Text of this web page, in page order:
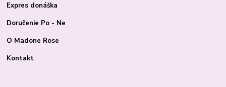
Expres donáška
Doručenie Po - Ne
O Madone Rose
Kontakt